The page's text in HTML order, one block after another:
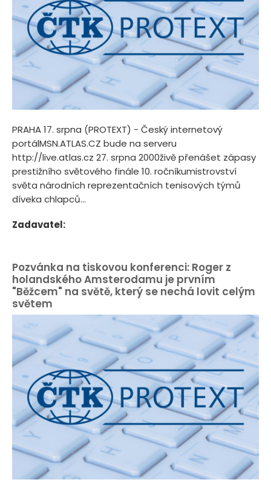
PRAHA 17. srpna (PROTEXT) - Český internetový
portálMSN.ATLAS.CZ bude na serveru
http://live.atlas.cz 27. srpna 2000živě přenášet zápasy
prestižního světového finále 10. ročníkumistrovství
světa národních reprezentačních tenisových týmů
díveka chlapců...
Zadavatel:
Pozvánka na tiskovou konferenci: Roger z
holandského Amsterodamu je prvním
"Běžcem" na světě, který se nechá lovit celým
světem